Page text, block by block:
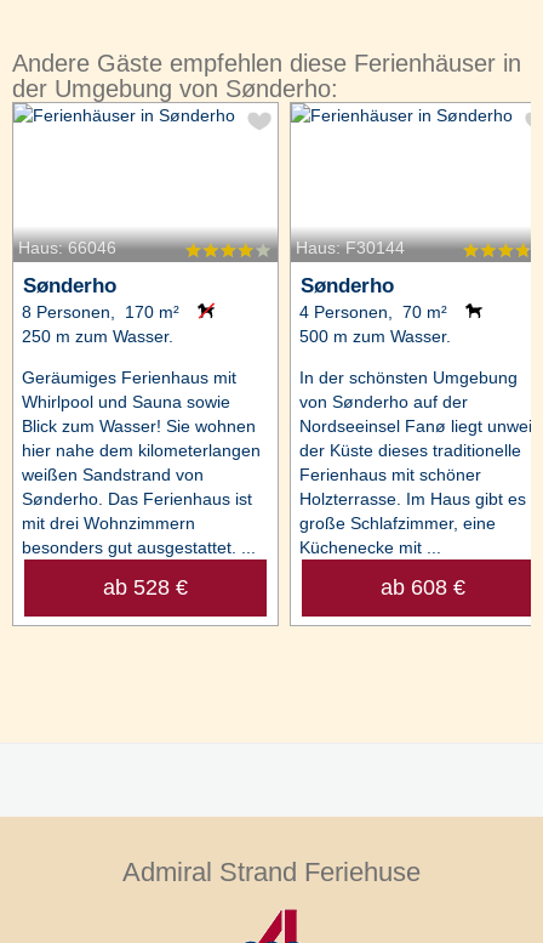
Andere Gäste empfehlen diese Ferienhäuser in
der Umgebung von Sønderho:
Haus: 66046
Sønderho
8 Personen, 170 m²
250 m zum Wasser.
Geräumiges Ferienhaus mit
Whirlpool und Sauna sowie
Blick zum Wasser! Sie wohnen
hier nahe dem kilometerlangen
weißen Sandstrand von
Sønderho. Das Ferienhaus ist
mit drei Wohnzimmern
besonders gut ausgestattet. ...
ab 528 €
Haus: F30144
Sønderho
4 Personen, 70 m²
500 m zum Wasser.
In der schönsten Umgebung
von Sønderho auf der
Nordseeinsel Fanø liegt unweit
der Küste dieses traditionelle
Ferienhaus mit schöner
Holzterrasse. Im Haus gibt es 2
große Schlafzimmer, eine
Küchenecke mit ...
ab 608 €
Admiral Strand Feriehuse